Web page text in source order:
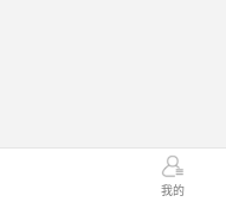
我的